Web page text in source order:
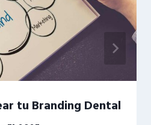
tu Branding Dental